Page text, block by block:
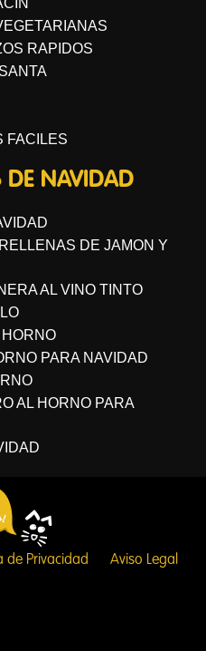
RAPIDOS
FACILES
DE NAVIDAD
DE JAMON Y
AL VINO TINTO
PARA NAVIDAD
AL HORNO PARA
de Privacidad Aviso Legal